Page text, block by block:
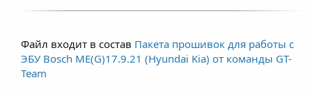
Файл входит в состав Пакета прошивок для работы с
ЭБУ Bosch ME(G)17.9.21 (Hyundai Kia) от команды GT-
Team